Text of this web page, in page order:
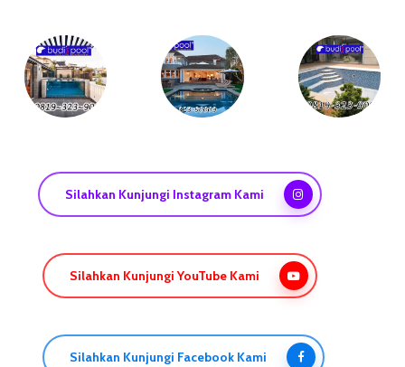
Silahkan Kunjungi Instagram Kami
Silahkan Kunjungi YouTube Kami
Silahkan Kunjungi Facebook Kami